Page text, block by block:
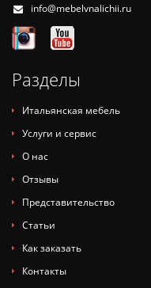
info@mebelvnalichii.ru
Разделы
Итальянская мебель
Услуги и сервис
О нас
Отзывы
Представительство
Статьи
Как заказать
Контакты